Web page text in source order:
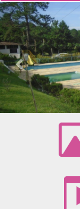
Previous